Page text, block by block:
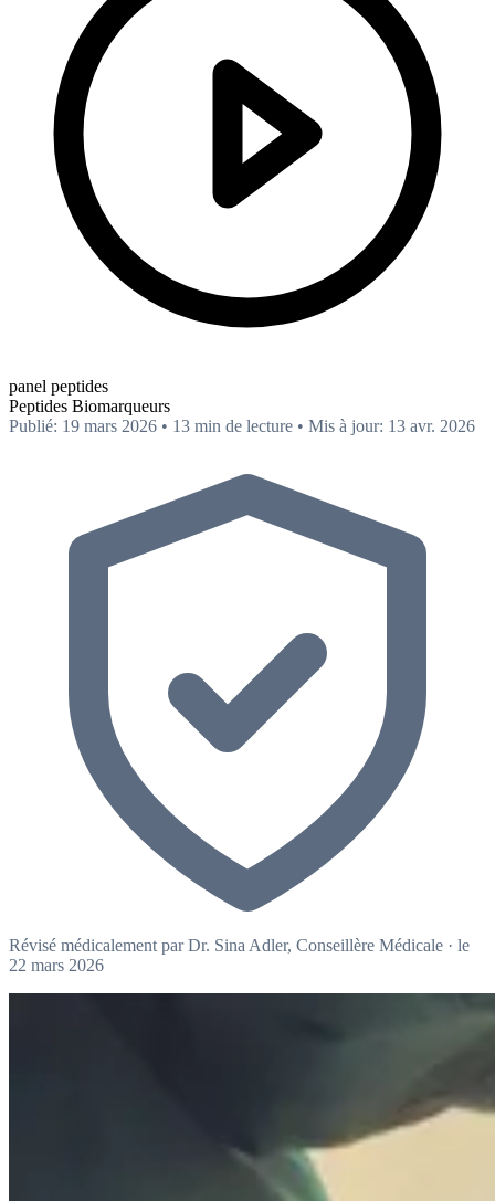
panel peptides
Peptides Biomarqueurs
Publié: 19 mars 2026 • 13 min de lecture • Mis à jour: 13 avr. 2026
Révisé médicalement parDr. Sina Adler, Conseillère Médicale · le
22 mars 2026